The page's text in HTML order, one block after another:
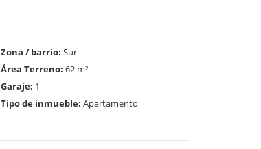
Zona / barrio: Sur
Área Terreno: 62 m²
Garaje: 1
Tipo de inmueble: Apartamento